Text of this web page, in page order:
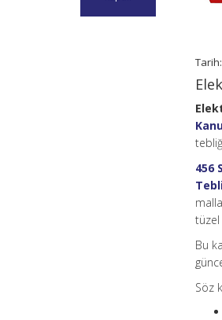
456
tüzel
Bu
Söz